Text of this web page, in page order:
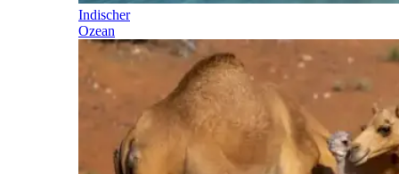
Indischer
Ozean